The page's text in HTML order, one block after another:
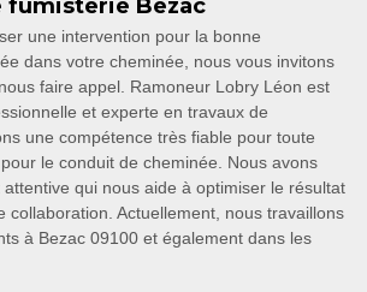
fumisterie Bezac
une intervention pour la bonne
dans votre cheminée, nous vous invitons
faire appel. Ramoneur Lobry Léon est
et experte en travaux de
une compétence très fiable pour toute
le conduit de cheminée. Nous avons
qui nous aide à optimiser le résultat
collaboration. Actuellement, nous travaillons
à Bezac 09100 et également dans les